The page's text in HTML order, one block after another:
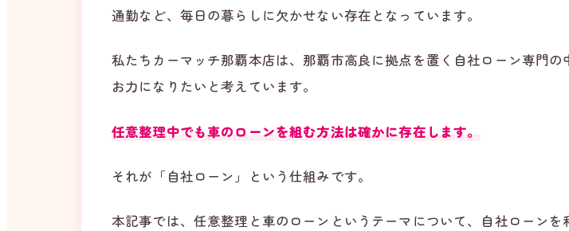
通勤など、毎日の暮らしに欠かせない存在となっています。
私たちカーマッチ那覇本店は、那覇市高良に拠点を置く自社ローン専門
お力になりたいと考えています。
任意整理中でも車のローンを組む方法は確かに存在します。
それが「自社ローン」という仕組みです。
本記事では、任意整理と車のローンというテーマについて、自社ローン